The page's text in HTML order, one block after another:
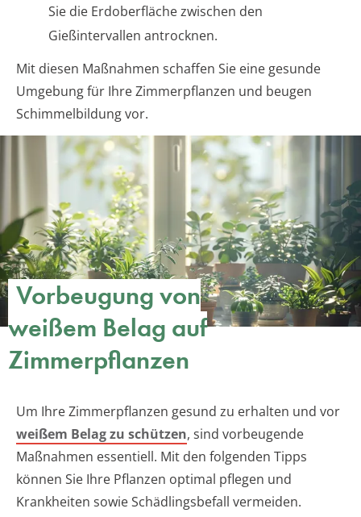
Sie die Erdoberfläche zwischen den
Gießintervallen antrocknen.
Mit diesen Maßnahmen schaffen Sie eine gesunde
Umgebung für Ihre Zimmerpflanzen und beugen
Schimmelbildung vor.
Vorbeugung von
weißem Belag auf
Zimmerpflanzen
Um Ihre Zimmerpflanzen gesund zu erhalten und vor
weißem Belag zu schützen, sind vorbeugende
Maßnahmen essentiell. Mit den folgenden Tipps
können Sie Ihre Pflanzen optimal pflegen und
Krankheiten sowie Schädlingsbefall vermeiden.